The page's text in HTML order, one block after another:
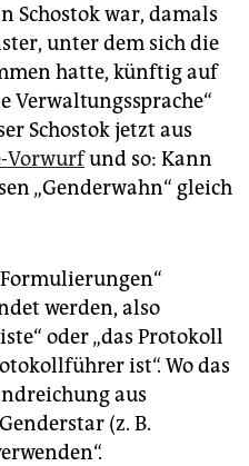
Schostok war, damals
unter dem sich die
hatte, künftig auf
Verwaltungssprache“
Schostok jetzt aus
Vorwurfund so: Kann
„Genderwahn“ gleich
werden, also
oder „das Protokoll
ist“. Wo das
aus
(z. B.